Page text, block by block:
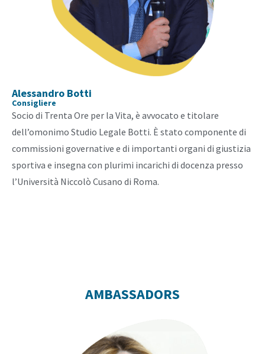
Alessandro Botti
Consigliere
Socio di Trenta Ore per la Vita, è avvocato e titolare
dell’omonimo Studio Legale Botti. È stato componente di
commissioni governative e di importanti organi di giustizia
sportiva e insegna con plurimi incarichi di docenza presso
l’Università Niccolò Cusano di Roma.
AMBASSADORS